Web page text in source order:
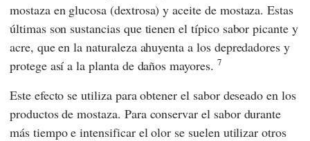
mostaza en glucosa (dextrosa) y aceite de mostaza. Estas
últimas son sustancias que tienen el típico sabor picante y
acre, que en la naturaleza ahuyenta a los depredadores y
protege así a la planta de daños mayores. 7
Este efecto se utiliza para obtener el sabor deseado en los
productos de mostaza. Para conservar el sabor durante
más tiempo e intensificar el olor se suelen utilizar otros